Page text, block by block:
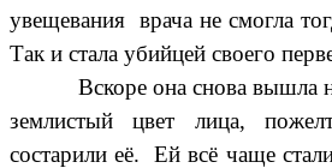
увещевания врача не смогла
Так и стала убийцей своего
Вскоре она снова вышла на
землистый цвет лица,
состарили её. Ей всё чаще